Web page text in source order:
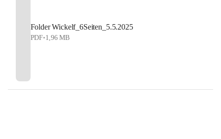
Folder Wickelf_6Seiten_5.5.2025
PDF•1,96 MB